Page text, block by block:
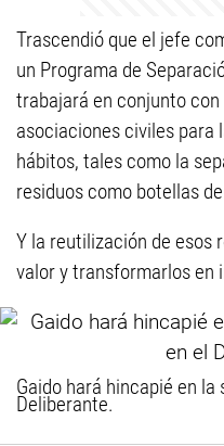
Trascendió que el jefe
un Programa de
trabajará en conjunto
asociaciones civiles para
hábitos, tales como la
residuos como botellas
Y la reutilización de esos
valor y transformarlos en
Gaido hará hincapié en
Deliberante.